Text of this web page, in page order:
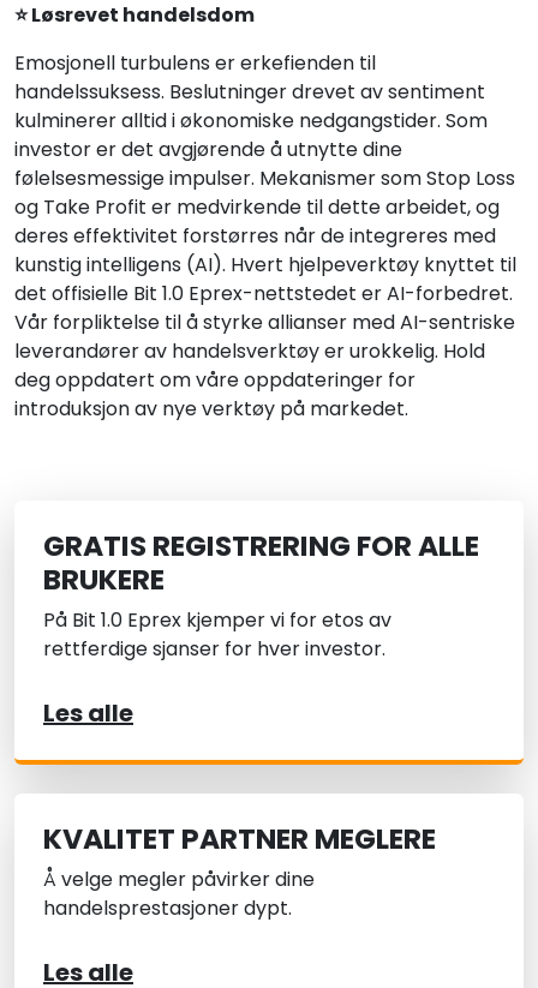
⭐ Løsrevet handelsdom
Emosjonell turbulens er erkefienden til
handelssuksess. Beslutninger drevet av sentiment
kulminerer alltid i økonomiske nedgangstider. Som
investor er det avgjørende å utnytte dine
følelsesmessige impulser. Mekanismer som Stop Loss
og Take Profit er medvirkende til dette arbeidet, og
deres effektivitet forstørres når de integreres med
kunstig intelligens (AI). Hvert hjelpeverktøy knyttet til
det offisielle Bit 1.0 Eprex-nettstedet er AI-forbedret.
Vår forpliktelse til å styrke allianser med AI-sentriske
leverandører av handelsverktøy er urokkelig. Hold
deg oppdatert om våre oppdateringer for
introduksjon av nye verktøy på markedet.
GRATIS REGISTRERING FOR ALLE
BRUKERE
På Bit 1.0 Eprex kjemper vi for etos av
rettferdige sjanser for hver investor.
Les alle
KVALITET PARTNER MEGLERE
Å velge megler påvirker dine
handelsprestasjoner dypt.
Les alle